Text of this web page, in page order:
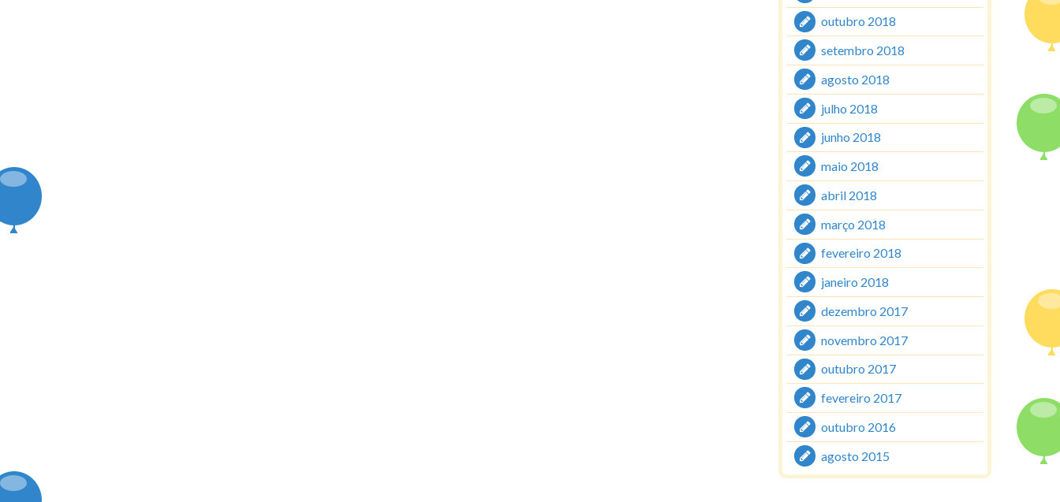
outubro 2018
setembro 2018
agosto 2018
julho 2018
junho 2018
maio 2018
abril 2018
março 2018
fevereiro 2018
janeiro 2018
dezembro 2017
novembro 2017
outubro 2017
fevereiro 2017
outubro 2016
agosto 2015